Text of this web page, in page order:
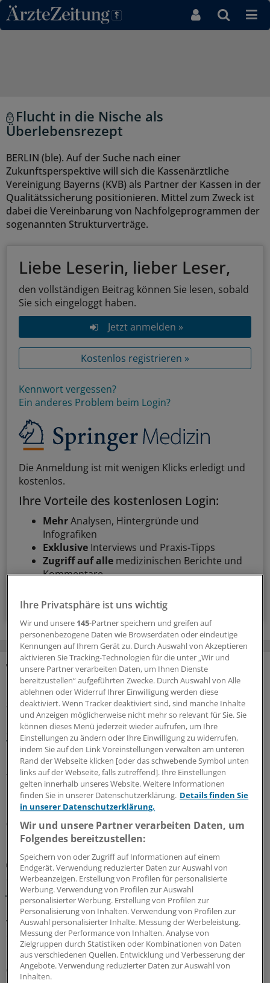
Direkt zum Inhaltsbereich
Flucht in die Nische als
Überlebensrezept
BERLIN (ble). Auf der Suche nach einer
Zukunftsperspektive will sich die Kassenärztliche
Vereinigung Bayerns (KVB) als Partner der Kassen in der
Qualitätssicherung positionieren. Mittel zum Zweck ist
dabei die Vereinbarung von Nachfolgeprogrammen der
sogenannten Strukturverträge.
Liebe Leserin, lieber Leser,
den vollständigen Beitrag können Sie lesen, sobald
Sie sich eingeloggt haben.
Jetzt anmelden »
Kostenlos registrieren »
Kennwort vergessen?
Ein anderes Problem beim Login?
Die Anmeldung ist mit wenigen Klicks erledigt und
kostenlos.
Ihre Vorteile des kostenlosen Login:
MehrAnalysen, Hintergründe und
Infografiken
Exklusive Interviews und Praxis-Tipps
Zugriff auf alle medizinischen Berichte und
Kommentare
Voraussetzungen für den Zugang
MEHR ZUM THEMA
Sparpaket sorgt für Unsicherheit
Praxisbesonderheiten in Zeiten des GKV-
Spargesetzes: Klarheit soll es in der kommenden
Woche geben
Ein Passus des Beitragssatzstabilisierungsgesetz sorgt
für Unruhe unter Ärztinnen und Ärzten. Stehen die
Praxisbesonderheiten auf der Kippe? Oder eher doch
nicht? Kassenärzte und Krankenkassen verhandeln.
06.08.2026
GKV-Spargesetz
Sparliste der KBV: So hoch könnten die Verluste
jeder Praxis sein
Die Kassenärztliche Bundesvereinigung hat eine Liste
vorgelegt, in der sie die möglichen finanziellen Folgen
des GKV-Spargesetzes pro Ärztin bzw. Arzt auflistet. Die
Unterschiede zwischen Haus- und Fachärzten sind groß.
05.08.2026
Ihre Privatsphäre ist uns wichtig
Wir und unsere 145-Partner speichern und greifen auf
personenbezogene Daten wie Browserdaten oder eindeutige
Kennungen auf Ihrem Gerät zu. Durch Auswahl von Akzeptieren
aktivieren Sie Tracking-Technologien für die unter „Wir und
unsere Partner verarbeiten Daten, um Ihnen Dienste
bereitzustellen“ aufgeführten Zwecke. Durch Auswahl von Alle
ablehnen oder Widerruf Ihrer Einwilligung werden diese
deaktiviert. Wenn Tracker deaktiviert sind, sind manche Inhalte
und Anzeigen möglicherweise nicht mehr so relevant für Sie. Sie
können dieses Menü jederzeit wieder aufrufen, um Ihre
Einstellungen zu ändern oder Ihre Einwilligung zu widerrufen,
indem Sie auf den Link Voreinstellungen verwalten am unteren
Rand der Webseite klicken [oder das schwebende Symbol unten
links auf der Webseite, falls zutreffend]. Ihre Einstellungen
gelten innerhalb unseres Website. Weitere Informationen
finden Sie in unserer Datenschutzerklärung. Details finden Sie
in unserer Datenschutzerklärung.
Wir und unsere Partner verarbeiten Daten, um
Folgendes bereitzustellen:
Speichern von oder Zugriff auf Informationen auf einem
Endgerät. Verwendung reduzierter Daten zur Auswahl von
Werbeanzeigen. Erstellung von Profilen für personalisierte
Werbung. Verwendung von Profilen zur Auswahl
personalisierter Werbung. Erstellung von Profilen zur
Personalisierung von Inhalten. Verwendung von Profilen zur
Auswahl personalisierter Inhalte. Messung der Werbeleistung.
Messung der Performance von Inhalten. Analyse von
Zielgruppen durch Statistiken oder Kombinationen von Daten
aus verschiedenen Quellen. Entwicklung und Verbesserung der
Angebote. Verwendung reduzierter Daten zur Auswahl von
Inhalten.